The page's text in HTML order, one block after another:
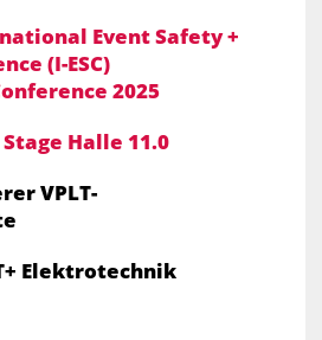
Event Safety +
(I-ESC)
2025
Halle 11.0
VPLT-
Elektrotechnik